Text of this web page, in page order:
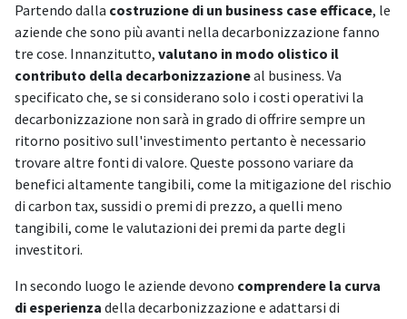
Partendo dalla costruzione di un business case efficace, le
aziende che sono più avanti nella decarbonizzazione fanno
tre cose. Innanzitutto, valutano in modo olistico il
contributo della decarbonizzazioneal business. Va
specificato che, se si considerano solo i costi operativi la
decarbonizzazione non sarà in grado di offrire sempre un
ritorno positivo sull'investimento pertanto è necessario
trovare altre fonti di valore. Queste possono variare da
benefici altamente tangibili, come la mitigazione del rischio
di carbon tax, sussidi o premi di prezzo, a quelli meno
tangibili, come le valutazioni dei premi da parte degli
investitori.
In secondo luogo le aziende devono comprendere la curva
di esperienza della decarbonizzazione e adattarsi di